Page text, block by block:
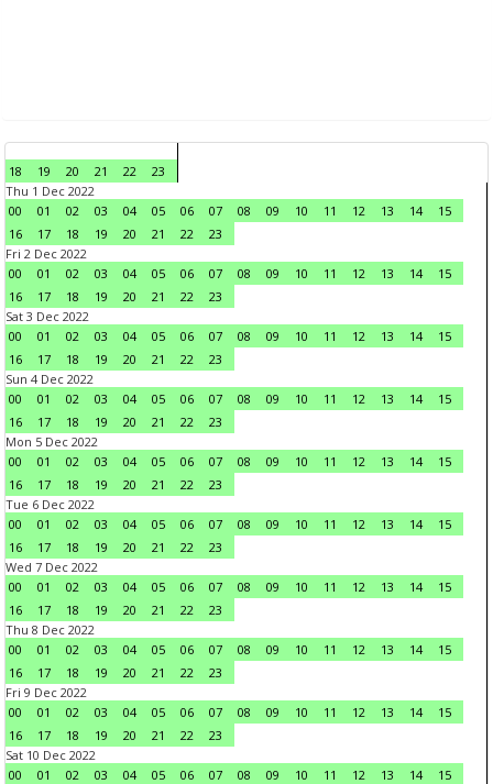
18 19 20 21 22
23
Thu 1 Dec 2022
00
01 02 03 04 05 06 07 08 09 10 11 12 13 14
15
16
17 18 19 20 21 22
23
Fri 2 Dec 2022
00
01 02 03 04 05 06 07 08 09 10 11 12 13 14
15
16
17 18 19 20 21 22
23
Sat 3 Dec 2022
00
01 02 03 04 05 06 07 08 09 10 11 12 13 14
15
16
17 18 19 20 21 22
23
Sun 4 Dec 2022
00
01 02 03 04 05 06 07 08 09 10 11 12 13 14
15
16
17 18 19 20 21 22
23
Mon 5 Dec 2022
00
01 02 03 04 05 06 07 08 09 10 11 12 13 14
15
16
17 18 19 20 21 22
23
Tue 6 Dec 2022
00
01 02 03 04 05 06 07 08 09 10 11 12 13 14
15
16
17 18 19 20 21 22
23
Wed 7 Dec 2022
00
01 02 03 04 05 06 07 08 09 10 11 12 13 14
15
16
17 18 19 20 21 22
23
Thu 8 Dec 2022
00
01 02 03 04 05 06 07 08 09 10 11 12 13 14
15
16
17 18 19 20 21 22
23
Fri 9 Dec 2022
00
01 02 03 04 05 06 07 08 09 10 11 12 13 14
15
16
17 18 19 20 21 22
23
Sat 10 Dec 2022
00
01 02 03 04 05 06 07 08 09 10 11 12 13 14
15